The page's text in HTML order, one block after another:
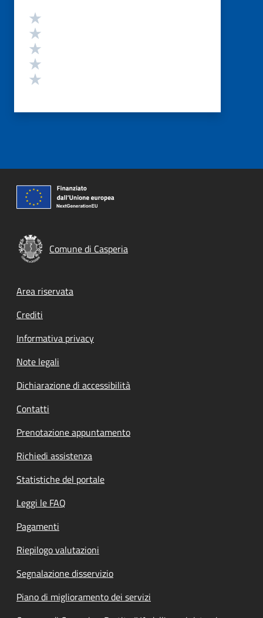
Valutazione
Comune di Casperia
Footer menu
Area riservata
Crediti
Informativa privacy
Note legali
Dichiarazione di accessibilità
Contatti
Prenotazione appuntamento
Richiedi assistenza
Statistiche del portale
Leggi le FAQ
Pagamenti
Riepilogo valutazioni
Segnalazione disservizio
Piano di miglioramento dei servizi